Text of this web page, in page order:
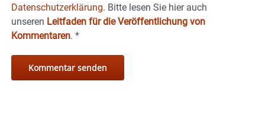
Datenschutzerklärung. Bitte lesen Sie hier auch
unseren Leitfaden für die Veröffentlichung von
Kommentaren. *